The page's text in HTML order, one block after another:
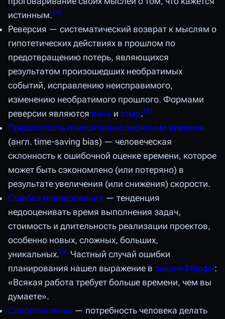
истинным.[3]
Реверсия — систематический возврат к мыслям о
гипотетических действиях в прошлом по
предотвращению потерь, являющихся
результатом произошедших необратимых
событий, исправлению неисправимого,
изменению необратимого прошлого. Формами
реверсии являются вина и стыд.[3]
Предвзятость относительно экономии времени
(англ. time-saving bias) — человеческая
склонность к ошибочной оценке времени, которое
может быть сэкономлено (или потеряно) в
результате увеличения (или снижения) скорости.
Ошибка планирования — тенденция
недооценивать время выполнения задач,
стоимость и длительность реализации проектов,
особенно новых, сложных, больших,
уникальных.[9] Частный случай ошибки
планирования нашел выражение в законе Мёрфи:
«Всякая работа требует больше времени, чем вы
думаете».
Сопротивление — потребность человека делать